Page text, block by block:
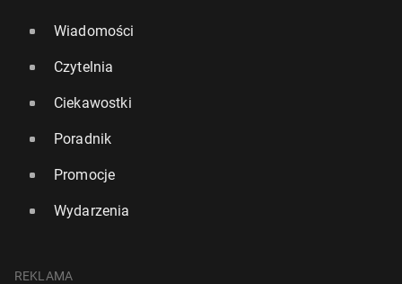
Wiadomości
Czytelnia
Ciekawostki
Poradnik
Promocje
Wydarzenia
REKLAMA